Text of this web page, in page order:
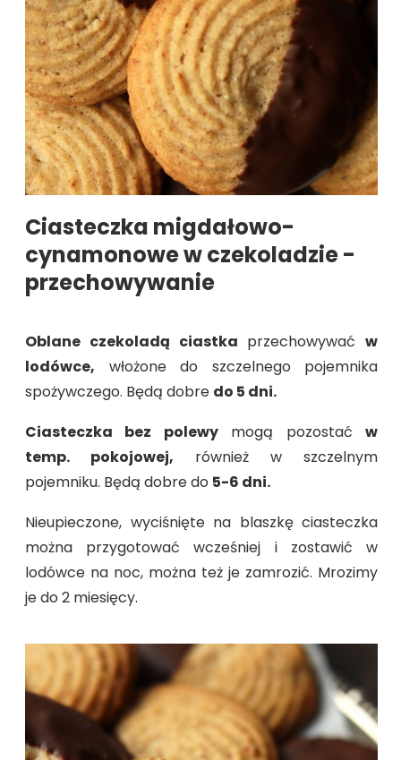
Ciasteczka migdałowo-
cynamonowe w czekoladzie -
przechowywanie
Oblane czekoladą ciastka przechowywać w
lodówce, włożone do szczelnego pojemnika
spożywczego. Będą dobre do 5 dni.
Ciasteczka bez polewymogą pozostaćw
temp. pokojowej, również w szczelnym
pojemniku. Będą dobre do 5-6 dni.
Nieupieczone, wyciśnięte na blaszkę ciasteczka
można przygotować wcześniej i zostawić w
lodówce na noc, można też je zamrozić. Mrozimy
je do 2 miesięcy.